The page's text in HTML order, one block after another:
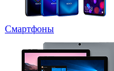
Смартфоны